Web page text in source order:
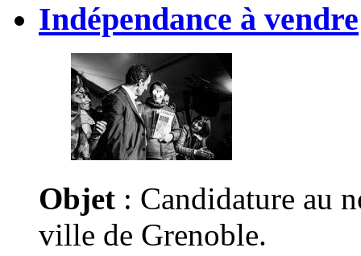
Indépendance à vendre
Objet : Candidature au
ville de Grenoble.